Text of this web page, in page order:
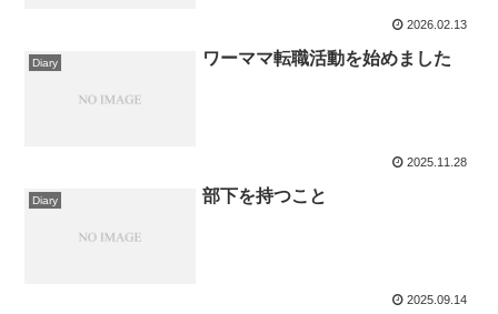
2026.02.13
Diary ワーママ転職活動を始めました
2025.11.28
Diary 部下を持つこと
2025.09.14